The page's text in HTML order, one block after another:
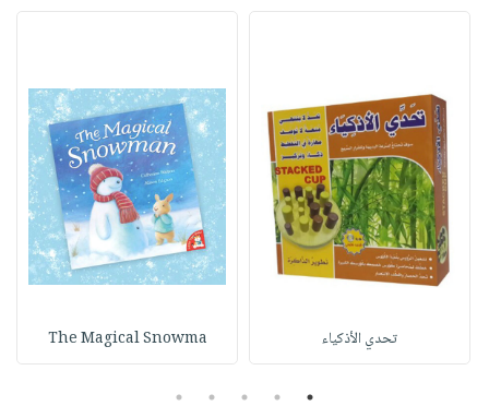
تحدي الأذكياء The Magical Snowma
1
2
3
4
5